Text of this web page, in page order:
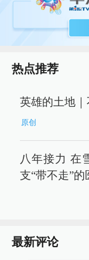
热点推荐
英雄的土地
原创
八年接力 在
支“带不走”的
最新评论